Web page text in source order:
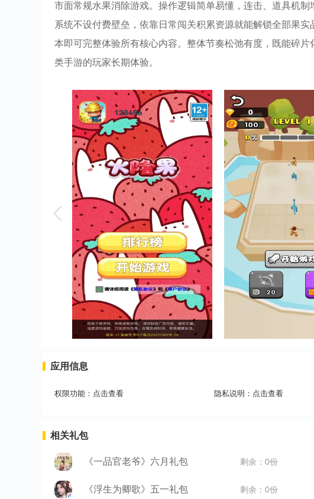
市面常规水果消除游戏。操作逻辑简单易懂，连击、道具机
系统不设付费壁垒，依靠日常闯关积累资源就能解锁全部果
本即可完整体验所有核心内容。整体节奏松弛有度，既能碎
类手游的玩家长期体验。
应用信息
权限功能： 点击查看 隐私说明： 点击查看
相关礼包
《一品官老爷》六月礼包 剩余：0份
《浮生为卿歌》五一礼包 剩余：0份